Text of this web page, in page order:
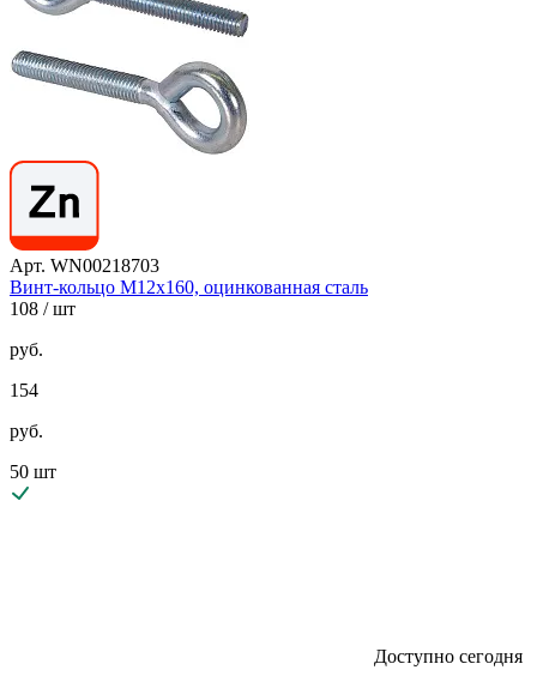
Арт. WN00218703
Винт-кольцо М12х160, оцинкованная сталь
108 / шт
руб.
154
руб.
50 шт
Доступно сегодня